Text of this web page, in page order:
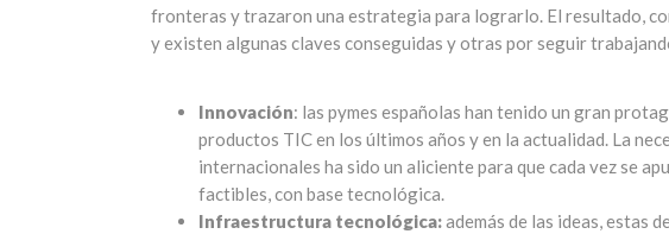
fronteras y trazaron una estrategia para lograrlo. El resultado,
y existen algunas claves conseguidas y otras por seguir
Innovación: las pymes españolas han tenido un gran
productos TIC en los últimos años y en la actualidad. La
internacionales ha sido un aliciente para que cada vez se
factibles, con base tecnológica.
Infraestructura tecnológica:además de las ideas, estas